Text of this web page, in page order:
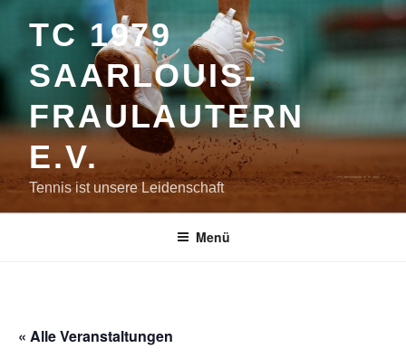
InhaltTC 1979
SAARLOUIS-
FRAULAUTERN
E.V.
Tennis ist unsere Leidenschaft
Menü
« Alle Veranstaltungen